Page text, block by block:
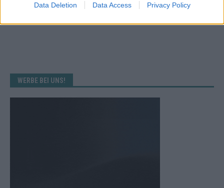
Data Deletion Data Access Privacy Policy
WERBE BEI UNS!